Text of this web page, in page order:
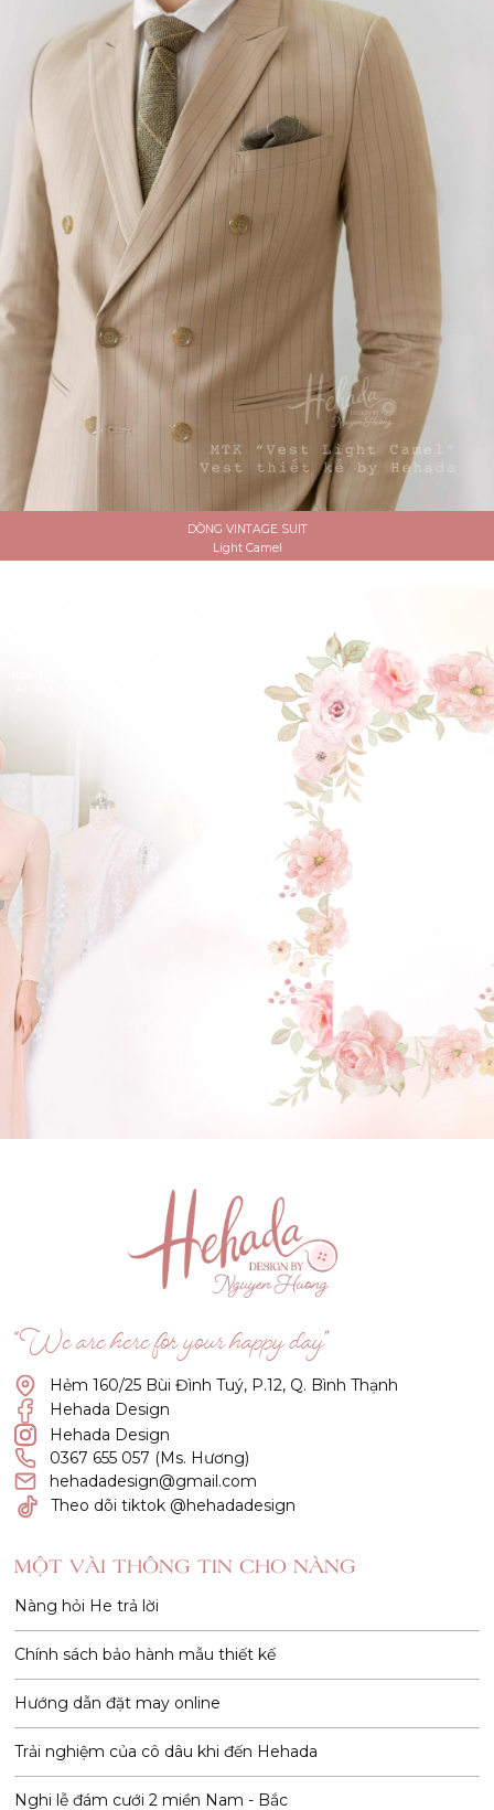
CUSTOM SCRIPT VEIL
Lúp Voan Thiết Kế 31
ĐẶT LỊCH HẸN
GẬT ĐẦU NHÉ NÀNG !
(Click vào đây để He và Nàng có 1 cuộc hẹn nà)
“We are here for your happy day”
Hẻm 160/25 Bùi Đình Tuý, P.12, Q. Bình Thạnh
Hehada Design
Hehada Design
0367 655 057 (Ms. Hương)
hehadadesign@gmail.com
Theo dõi tiktok @hehadadesign
MỘT VÀI THÔNG TIN CHO NÀNG
Nàng hỏi He trả lời
Chính sách bảo hành mẫu thiết kế
Hướng dẫn đặt may online
Trải nghiệm của cô dâu khi đến Hehada
Nghi lễ đám cưới 2 miền Nam - Bắc